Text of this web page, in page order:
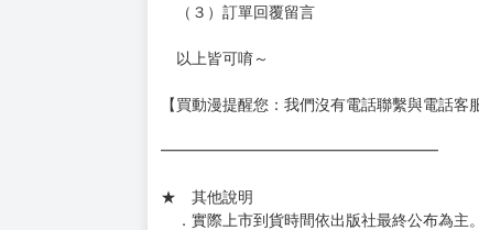
（３）訂單回覆留言
以上皆可唷～
【買動漫提醒您：我們沒有電話聯繫與電話客
━━━━━━━━━━━━━━━━━━
★ 其他說明
．實際上市到貨時間依出版社最終公布為主。